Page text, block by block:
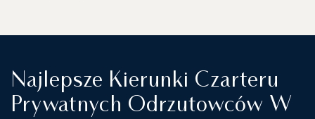
Najlepsze Kierunki Czarteru
Prywatnych Odrzutowców W